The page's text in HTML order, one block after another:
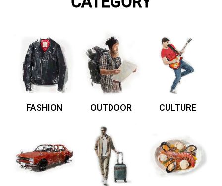
FASHION OUTDOOR CULTURE